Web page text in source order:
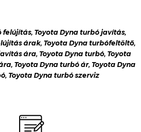
felújítás, Toyota Dyna turbó javítás,
árak, Toyota Dyna turbófeltöltő,
ára, Toyota Dyna turbó, Toyota
Toyota Dyna turbó ár, Toyota Dyna
Toyota Dyna turbó szerviz